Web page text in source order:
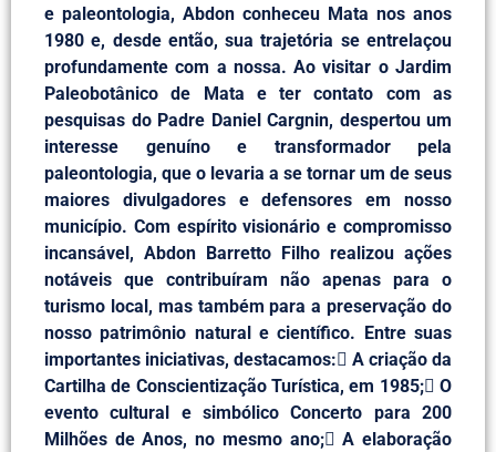
e paleontologia, Abdon conheceu Mata nos anos
1980 e, desde então, sua trajetória se entrelaçou
profundamente com a nossa. Ao visitar o Jardim
Paleobotânico de Mata e ter contato com as
pesquisas do Padre Daniel Cargnin, despertou um
interesse genuíno e transformador pela
paleontologia, que o levaria a se tornar um de seus
maiores divulgadores e defensores em nosso
município. Com espírito visionário e compromisso
incansável, Abdon Barretto Filho realizou ações
notáveis que contribuíram não apenas para o
turismo local, mas também para a preservação do
nosso patrimônio natural e científico. Entre suas
importantes iniciativas, destacamos: A criação da
Cartilha de Conscientização Turística, em 1985; O
evento cultural e simbólico Concerto para 200
Milhões de Anos, no mesmo ano; A elaboração